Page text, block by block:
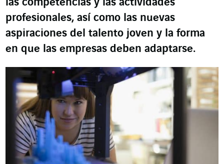
las competencias y las actividades
profesionales, así como las nuevas
aspiraciones del talento joven y la forma
en que las empresas deben adaptarse.